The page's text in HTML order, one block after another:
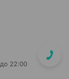
до 22:00